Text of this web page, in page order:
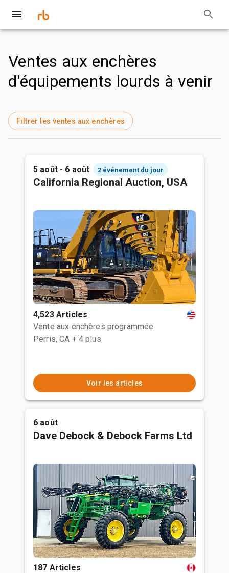
Ventes aux enchères
d'équipements lourds à venir
Filtrer les ventes aux enchères
5 août - 6 août 2 événement du jour
California Regional Auction, USA
4,523 Articles
Vente aux enchères programmée
Perris, CA + 4 plus
Voir les articles
6 août
Dave Debock & Debock Farms Ltd
187 Articles